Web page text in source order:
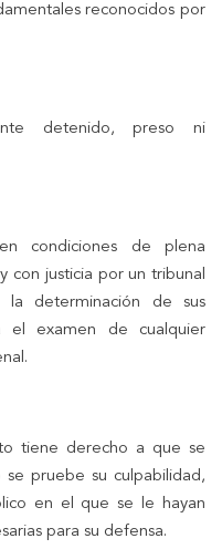
reconocidos por
detenido, preso ni
condiciones de plena
con justicia por un tribunal
la determinación de sus
el examen de cualquier
tiene derecho a que se
pruebe su culpabilidad,
en el que se le hayan
para su defensa.